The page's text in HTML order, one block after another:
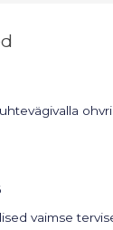
vaimse